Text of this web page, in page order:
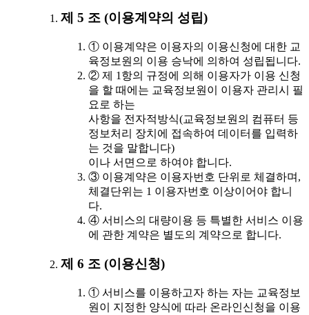
제 5 조 (이용계약의 성립)
① 이용계약은 이용자의 이용신청에 대한 교
육정보원의 이용 승낙에 의하여 성립됩니다.
② 제 1항의 규정에 의해 이용자가 이용 신청
을 할 때에는 교육정보원이 이용자 관리시 필
요로 하는
사항을 전자적방식(교육정보원의 컴퓨터 등
정보처리 장치에 접속하여 데이터를 입력하
는 것을 말합니다)
이나 서면으로 하여야 합니다.
③ 이용계약은 이용자번호 단위로 체결하며,
체결단위는 1 이용자번호 이상이어야 합니
다.
④ 서비스의 대량이용 등 특별한 서비스 이용
에 관한 계약은 별도의 계약으로 합니다.
제 6 조 (이용신청)
① 서비스를 이용하고자 하는 자는 교육정보
원이 지정한 양식에 따라 온라인신청을 이용